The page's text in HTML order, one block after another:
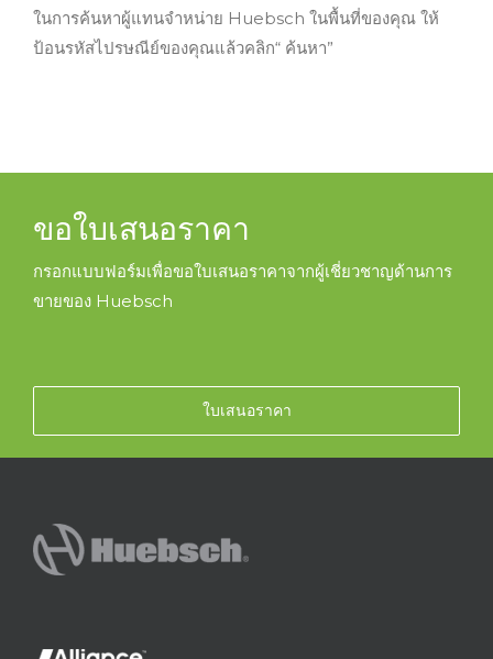
ในการค้นหาผู้แทนจำหน่าย Huebsch ในพื้นที่ของคุณ ให้
ป้อนรหัสไปรษณีย์ของคุณแล้วคลิก“ ค้นหา”
ขอใบเสนอราคา
กรอกแบบฟอร์มเพื่อขอใบเสนอราคาจากผู้เชี่ยวชาญด้านการ
ขายของ Huebsch
ใบเสนอราคา